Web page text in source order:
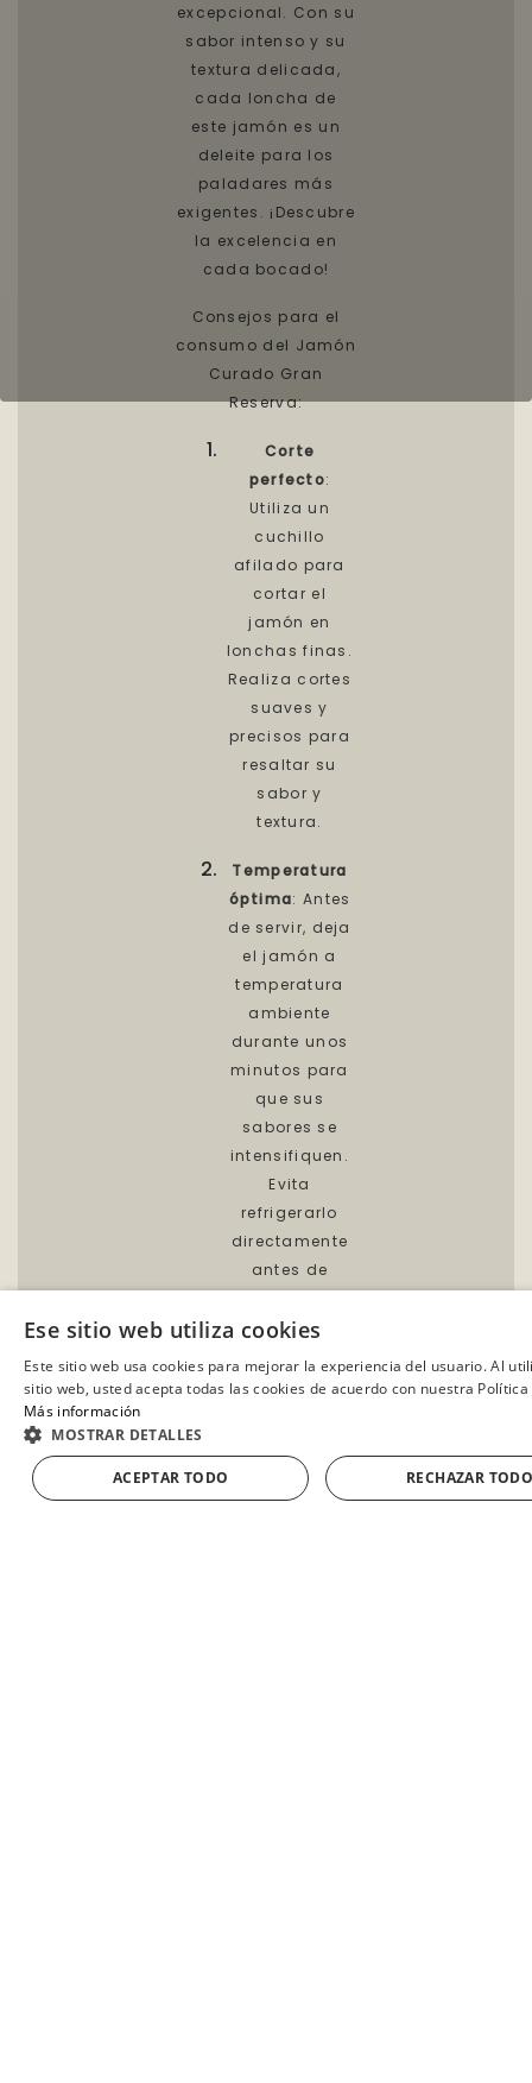
AÑADIR A LA CESTA
excepcional. Con su
sabor intenso y su
textura delicada,
cada loncha de
este jamón es un
deleite para los
paladares más
exigentes. ¡Descubre
la excelencia en
cada bocado!
Consejos para el
consumo del Jamón
Curado Gran
Reserva:
Corte
perfecto:
Utiliza un
cuchillo
afilado para
cortar el
jamón en
lonchas finas.
Realiza cortes
suaves y
precisos para
resaltar su
sabor y
textura.
Temperatura
óptima: Antes
de servir, deja
el jamón a
temperatura
ambiente
durante unos
minutos para
que sus
sabores se
intensifiquen.
Evita
refrigerarlo
directamente
antes de
sabores:
Gran Reserva
con pan
Ese sitio web utiliza cookies
Este sitio web usa cookies para mejorar la experiencia del usuario. Al
sitio web, usted acepta todas las cookies de acuerdo con nuestra Política
Más información
MOSTRAR DETALLES
ACEPTAR TODO RECHAZAR